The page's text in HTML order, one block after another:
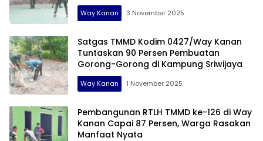
Way Kanan 3 November 2025
Satgas TMMD Kodim 0427/Way Kanan
Tuntaskan 90 Persen Pembuatan
Gorong-Gorong di Kampung Sriwijaya
Way Kanan 1 November 2025
Pembangunan RTLH TMMD ke-126 di Way
Kanan Capai 87 Persen, Warga Rasakan
Manfaat Nyata